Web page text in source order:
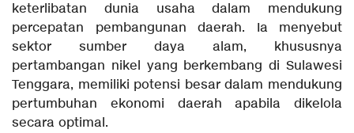
keterlibatan dunia usaha dalam mendukung
percepatan pembangunan daerah. Ia menyebut
sektor sumber daya alam, khususnya
pertambangan nikel yang berkembang di Sulawesi
Tenggara, memiliki potensi besar dalam mendukung
pertumbuhan ekonomi daerah apabila dikelola
secara optimal.